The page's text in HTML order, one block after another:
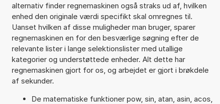
alternativ finder regnemaskinen også straks ud af, hvilken
enhed den originale værdi specifikt skal omregnes til.
Uanset hvilken af disse muligheder man bruger, sparer
regnemaskinen en for den besværlige søgning efter de
relevante lister i lange selektionslister med utallige
kategorier og understøttede enheder. Alt dette har
regnemaskinen gjort for os, og arbejdet er gjort i brøkdele
af sekunder.
De matematiske funktioner pow, sin, atan, asin, acos,